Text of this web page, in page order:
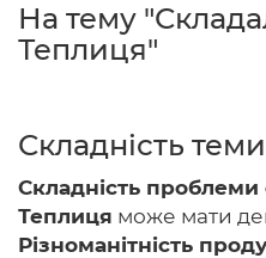
На тему
Теплиця"
Складність теми
Складність проблеми
Теплиця може мати
Різноманітність